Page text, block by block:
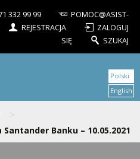
332 99 99
POMOC@ASIST-
REJESTRACJA
ZALOGUJ
SIĘ
SZUKAJ
>
Banku – 10.05.2021
Polski
English